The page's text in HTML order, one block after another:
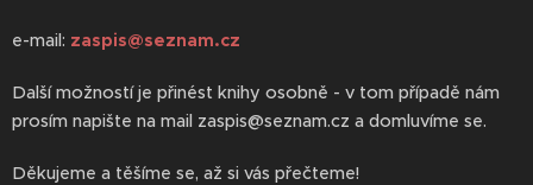
e-mail: zaspis@seznam.cz
Další možností je přinést knihy osobně - v tom případě nám
prosím napište na mail zaspis@seznam.cz a domluvíme se.
Děkujeme a těšíme se, až si vás přečteme!